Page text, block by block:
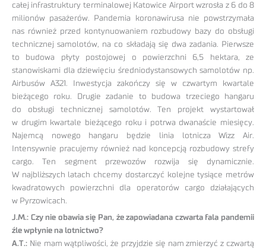
całej infrastruktury terminalowej Katowice Airport wzrosła z 6 do 8
milionów pasażerów. Pandemia koronawirusa nie powstrzymała
nas również przed kontynuowaniem rozbudowy bazy do obsługi
technicznej samolotów, na co składają się dwa zadania. Pierwsze
to budowa płyty postojowej o powierzchni 6,5 hektara, ze
stanowiskami dla dziewięciu średniodystansowych samolotów np.
Airbusów A321. Inwestycja zakończy się w czwartym kwartale
bieżącego roku. Drugie zadanie to budowa trzeciego hangaru
do obsługi technicznej samolotów. Ten projekt wystartował
w drugim kwartale bieżącego roku i potrwa dwanaście miesięcy.
Najemcą nowego hangaru będzie linia lotnicza Wizz Air.
Intensywnie pracujemy również nad koncepcją rozbudowy strefy
cargo. Ten segment przewozów rozwija się dynamicznie.
W najbliższych latach chcemy dostarczyć kolejne tysiące metrów
kwadratowych powierzchni dla operatorów cargo działających
w Pyrzowicach.
J.M.: Czy nie obawia się Pan, że zapowiadana czwarta fala pandemii
źle wpłynie na lotnictwo?
A.T.: Nie mam wątpliwości, że przyjdzie się nam zmierzyć z czwartą